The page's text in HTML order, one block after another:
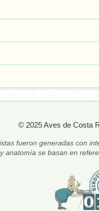
© 2025 Aves de Costa
fueron generadas con
anatomía se basan en